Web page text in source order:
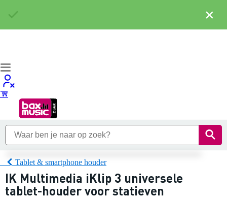
Tablet & smartphone houder
IK Multimedia iKlip 3 universele
tablet-houder voor statieven
×